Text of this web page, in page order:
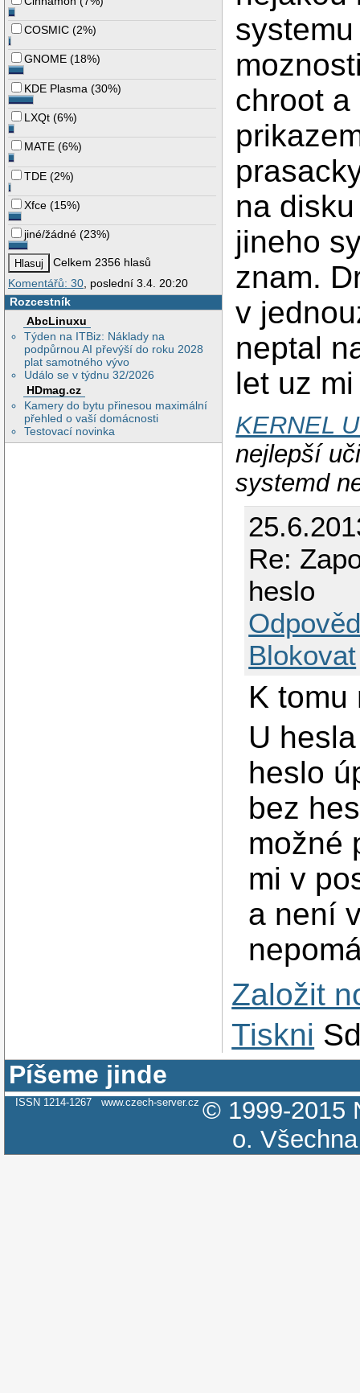
COSMIC (2%)
GNOME (18%)
KDE Plasma (30%)
LXQt (6%)
MATE (6%)
TDE (2%)
Xfce (15%)
jiné/žádné (23%)
Celkem 2356 hlasů
Komentářů: 30 , poslední 3.4. 20:20
Rozcestník
AbcLinuxu
Týden na ITBiz: Náklady na
podpůrnou AI převýší do roku 2028
plat samotného vývo
Událo se v týdnu 32/2026
HDmag.cz
Kamery do bytu přinesou maximální
přehled o vaší domácnosti
Testovací novinka
chroot a
na
jineho
znam.
v
neptal
let uz
KERNEL
nejlepší
systemd
Re:
heslo
Blokovat
K tomu
U
heslo
bez
možné
mi v
a není
Založit
Tiskni
Píšeme jinde
ISSN 1214-1267 www.czech-server.cz © 1999-2015
o.